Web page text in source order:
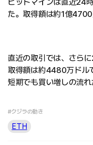
ビットマインは直近24
た。取得額は約1億4700
直近の取引では、さら
取得額は約4480万ドル
短期でも買い増しの流れ
#クジラの動き
ETH